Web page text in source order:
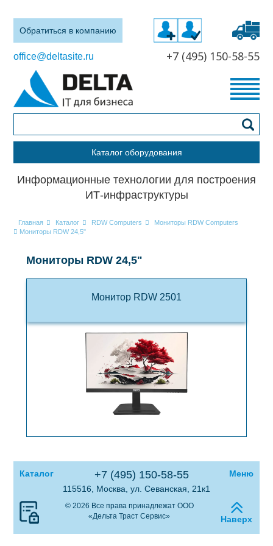
Обратиться в компанию
office@deltasite.ru +7 (495) 150-58-55
Каталог оборудования
Информационные технологии для построения
ИТ-инфраструктуры
Главная Каталог RDW Computers
Мониторы RDW Computers
Мониторы RDW 24,5"
Мониторы RDW 24,5"
Монитор RDW 2501
Каталог +7 (495) 150-58-55
Меню
115516, Москва, ул. Севанская, 21к1
© 2026 Все права принадлежат ООО
«Дельта Траст Сервис»
Наверх